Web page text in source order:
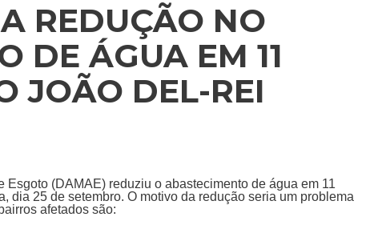
REDUÇÃO NO
DE ÁGUA EM 11
JOÃO DEL-REI
(DAMAE) reduziu o abastecimento de água em 11
dia 25 de setembro. O motivo da redução seria um problema
afetados são: